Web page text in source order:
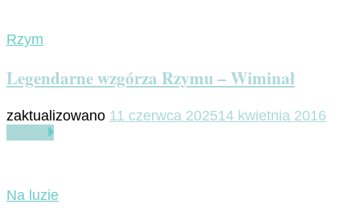
Rzym
Legendarne wzgórza Rzymu – Wiminał
zaktualizowano 11 czerwca 202514 kwietnia 2016
Na luzie